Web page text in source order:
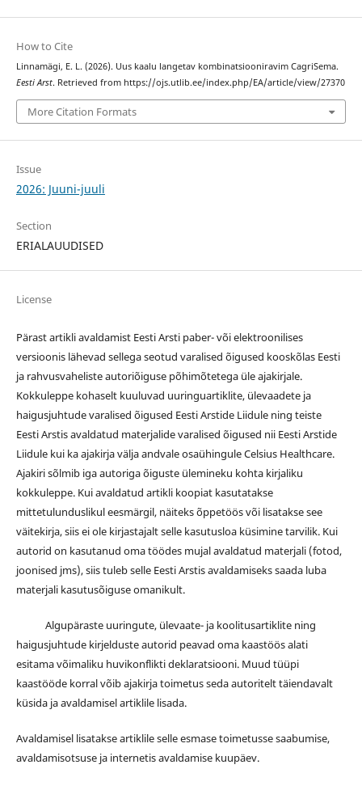
How to Cite
Linnamägi, E. L. (2026). Uus kaalu langetav kombinatsiooniravim CagriSema.
Eesti Arst. Retrieved from https://ojs.utlib.ee/index.php/EA/article/view/27370
More Citation Formats
Issue
2026: Juuni-juuli
Section
ERIALAUUDISED
License
Pärast artikli avaldamist Eesti Arsti paber- või elektroonilises
versioonis lähevad sellega seotud varalised õigused kooskõlas Eesti
ja rahvusvaheliste autoriõiguse põhimõtetega üle ajakirjale.
Kokkuleppe kohaselt kuuluvad uuringuartiklite, ülevaadete ja
haigusjuhtude varalised õigused Eesti Arstide Liidule ning teiste
Eesti Arstis avaldatud materjalide varalised õigused nii Eesti Arstide
Liidule kui ka ajakirja välja andvale osaühingule Celsius Healthcare.
Ajakiri sõlmib iga autoriga õiguste ülemineku kohta kirjaliku
kokkuleppe. Kui avaldatud artikli koopiat kasutatakse
mittetulunduslikul eesmärgil, näiteks õppetöös või lisatakse see
väitekirja, siis ei ole kirjastajalt selle kasutusloa küsimine tarvilik. Kui
autorid on kasutanud oma töödes mujal avaldatud materjali (fotod,
joonised jms), siis tuleb selle Eesti Arstis avaldamiseks saada luba
materjali kasutusõiguse omanikult.
Algupäraste uuringute, ülevaate- ja koolitusartiklite ning
haigusjuhtude kirjelduste autorid peavad oma kaastöös alati
esitama võimaliku huvikonflikti deklaratsiooni. Muud tüüpi
kaastööde korral võib ajakirja toimetus seda autoritelt täiendavalt
küsida ja avaldamisel artiklile lisada.
Avaldamisel lisatakse artiklile selle esmase toimetusse saabumise,
avaldamisotsuse ja internetis avaldamise kuupäev.